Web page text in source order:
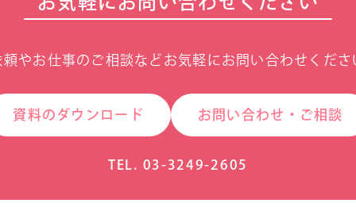
頼やお仕事のご相談などお気軽にお問い合わせくださ
資料のダウンロード お問い合わせ・ご相談
TEL. 03-3249-2605